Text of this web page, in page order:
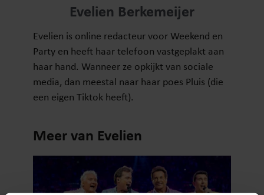
Evelien Berkemeijer
Evelien is online redacteur voor Weekend en
Party en heeft haar telefoon vastgeplakt aan
haar hand. Wanneer ze opkijkt van sociale
media, dan meestal naar haar poes Pluis (die
een eigen Tiktok heeft).
Meer van Evelien